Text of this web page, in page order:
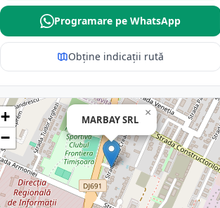
Programare pe WhatsApp
Obține indicații rută
MARBAY SRL
×
+
−